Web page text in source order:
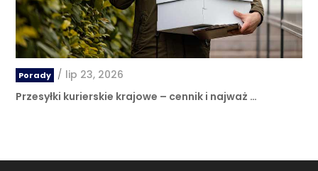
Porady / lip 23, 2026
Przesyłki kurierskie krajowe – cennik i najważ …